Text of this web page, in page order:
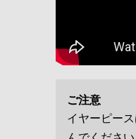
ご注意
イヤーピー